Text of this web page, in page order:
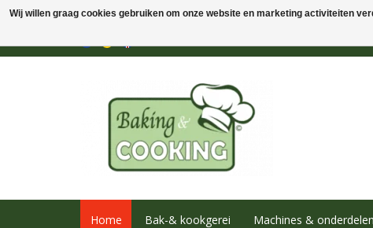
Home Bak-& kookgerei Machines & onderdelen
Wij willen graag cookies gebruiken om onze website en marketing activiteiten